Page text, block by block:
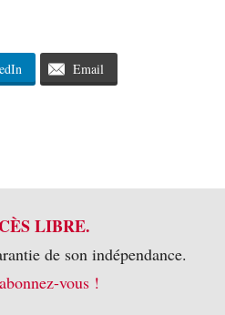
Email
LIBRE.
de son indépendance.
abonnez-vous !